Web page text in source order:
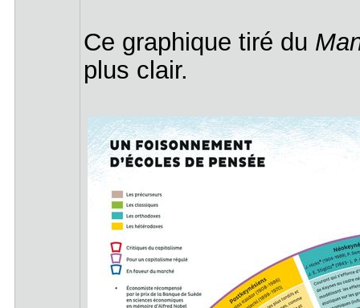
Ce graphique tiré du
plus clair.